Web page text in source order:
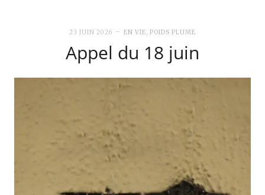
23 JUIN 2026 EN VIE ,POIDS PLUME
Appel du 18 juin